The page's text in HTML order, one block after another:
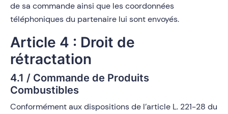
de sa commande ainsi que les coordonnées
téléphoniques du partenaire lui sont envoyés.
Article 4 : Droit de
rétractation
4.1 / Commande de Produits
Combustibles
Conformément aux dispositions de l’article L. 221-28 du